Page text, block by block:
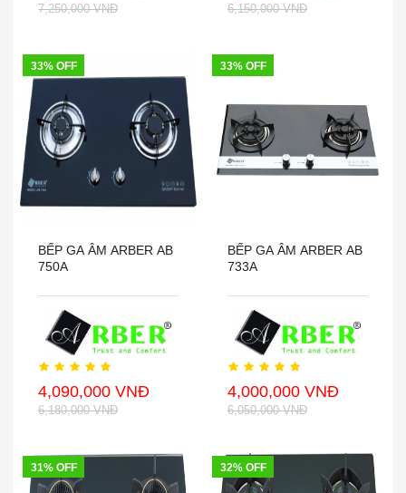
7,250,000 VNĐ 6,150,000 VNĐ
33% OFF
BẾP GA ÂM ARBER AB
750A
4,090,000 VNĐ
6,180,000 VNĐ
33% OFF
BẾP GA ÂM ARBER AB
733A
4,000,000 VNĐ
6,050,000 VNĐ
31% OFF 32% OFF